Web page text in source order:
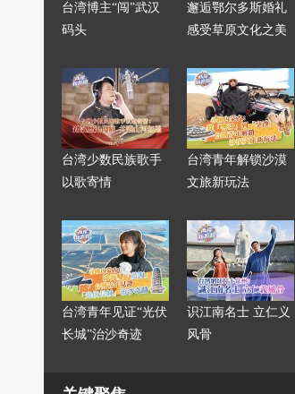
台湾博主“闯”武汉
码头
邂逅鄂尔多斯婚礼
感受草原文化之美
台湾少数民族歌手
以歌寄情
台湾青年解锁沙漠
文旅新玩法
台湾青年见证“光伏
长城”治沙奇迹
识江南名士 立仁义
风骨